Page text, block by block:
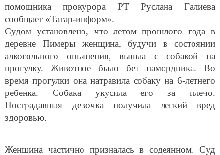
помощника прокурора РТ Руслана Галиева
сообщает «Татар-информ».
Судом установлено, что летом прошлого года в
деревне Пимеры женщина, будучи в состоянии
алкогольного опьянения, вышла с собакой на
прогулку. Животное было без намордника. Во
время прогулки она натравила собаку на 6-летнего
ребенка. Собака укусила его за плечо.
Пострадавшая девочка получила легкий вред
здоровью.
Женщина частично призналась в содеянном. Суд